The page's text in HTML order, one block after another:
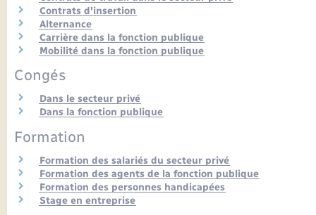
Seniors
Transports
Voirie et espace public
Contrats d'insertion
Alternance
Carrière dans la fonction publique
Mobilité dans la fonction publique
Congés
Dans le secteur privé
Dans la fonction publique
Formation
Formation des salariés du secteur privé
Formation des agents de la fonction publique
Formation des personnes handicapées
Stage en entreprise